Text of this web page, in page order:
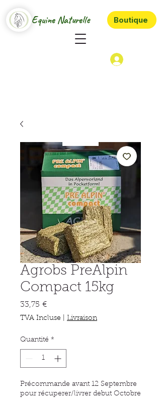
Equine Naturelle Boutique
Agrobs PreAlpin
Compact 15kg
33,75 €Prix
TVA Incluse Livraison
Quantité *
Précommande avant 12 Septembre
pour récuperer/livrer debut Octobre